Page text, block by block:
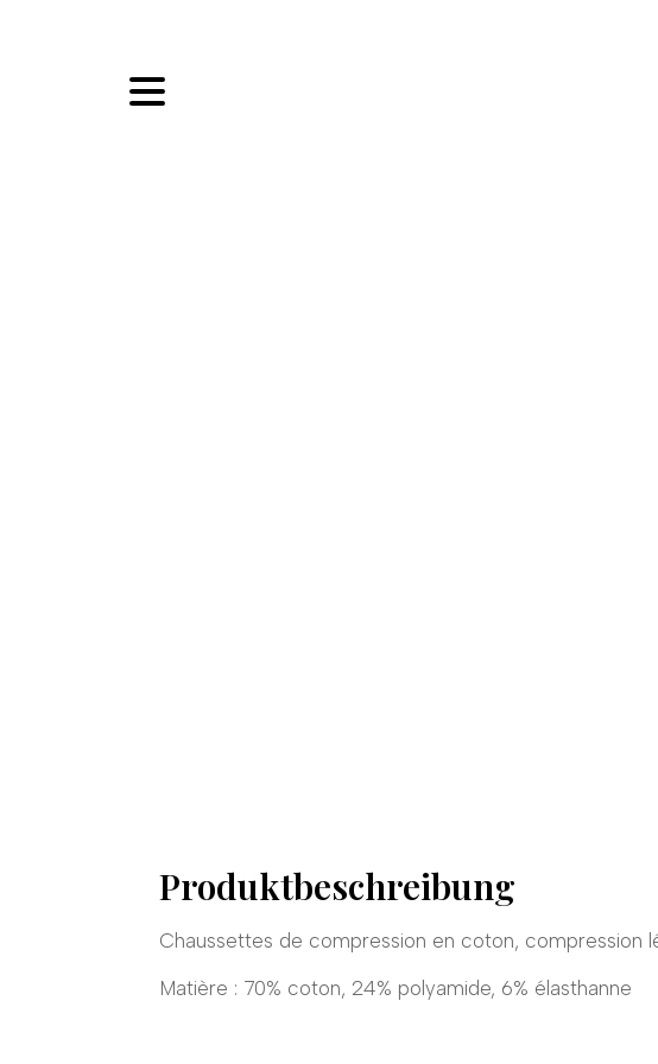
Produktbeschreibung
Chaussettes de compression en coton, compression
Matière : 70% coton, 24% polyamide, 6% élasthanne